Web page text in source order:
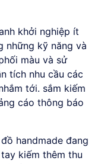
khởi nghiệp ít
những kỹ năng và
màu và sử
tích nhu cầu các
tới. sắm kiếm
cáo thông báo
handmade đang
kiếm thêm thu